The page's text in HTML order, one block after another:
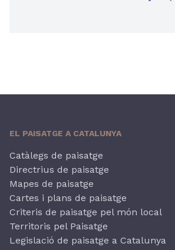
EL PAISATGE A CATALUNYA
Catàlegs de paisatge
Directrius de paisatge
Mapes de paisatge
Cartes i plans de paisatge
Criteris de paisatge pel món local
Territoris pel Paisatge
Legislació de paisatge a Catalunya